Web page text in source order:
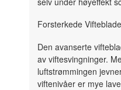
Forsterkede
Den avanserte
av viftesvingninger.
luftstrømmingen
viftenivåer er mye